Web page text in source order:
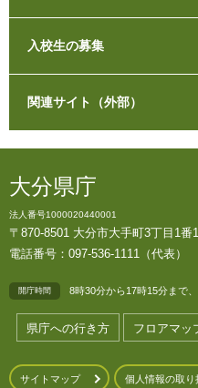
入校生の募集
関連サイト（外部）
大分県庁
法人番号1000020440001
〒870-8501 大分市大手町3丁目1番
電話番号：097-536-1111（代表）
開庁時間 8時30分から17時15分まで
県庁への行き方 フロアマッ
サイトマップ 個人情報の取り